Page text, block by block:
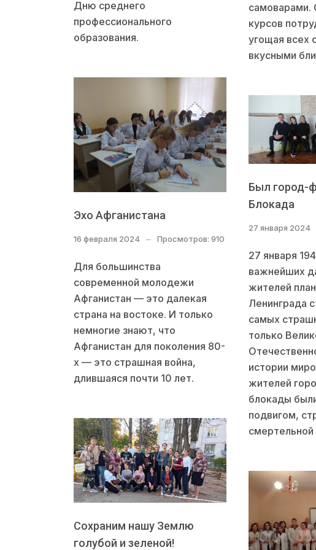
самоварами.
курсов
угощая всех
вкусными
Дню среднего
профессионального
образования.
Эхо Афганистана
16 февраля 2024 Просмотров: 910
Для большинства
современной молодежи
Афганистан — это далекая
страна на востоке. И только
немногие знают, что
Афганистан для поколения 80-
х — это страшная война,
длившаяся почти 10 лет.
Был город-
Блокада
27 января 2024
27 января
важнейших
жителей
Ленинграда
самых
только
истории
жителей
блокады
подвигом,
Сохраним нашу Землю
голубой и зеленой!